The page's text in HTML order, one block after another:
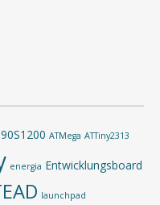
ATMega ATTiny2313
energia Entwicklungsboard
launchpad